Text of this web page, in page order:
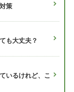
策
も大丈夫？
いるけれど、こ